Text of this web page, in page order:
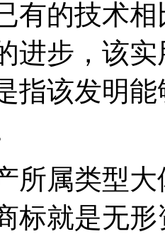
有的技术
进步，该
指该发明
所属类型
标就是无